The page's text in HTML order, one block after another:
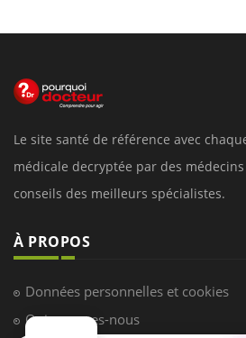
Le site santé de référence avec
médicale decryptée par des
conseils des meilleurs spécialistes.
À PROPOS
Données personnelles et cookies
Qui sommes-nous